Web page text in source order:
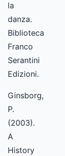
la
danza.
Biblioteca
Franco
Serantini
Edizioni.
Ginsborg,
P.
(2003).
A
History